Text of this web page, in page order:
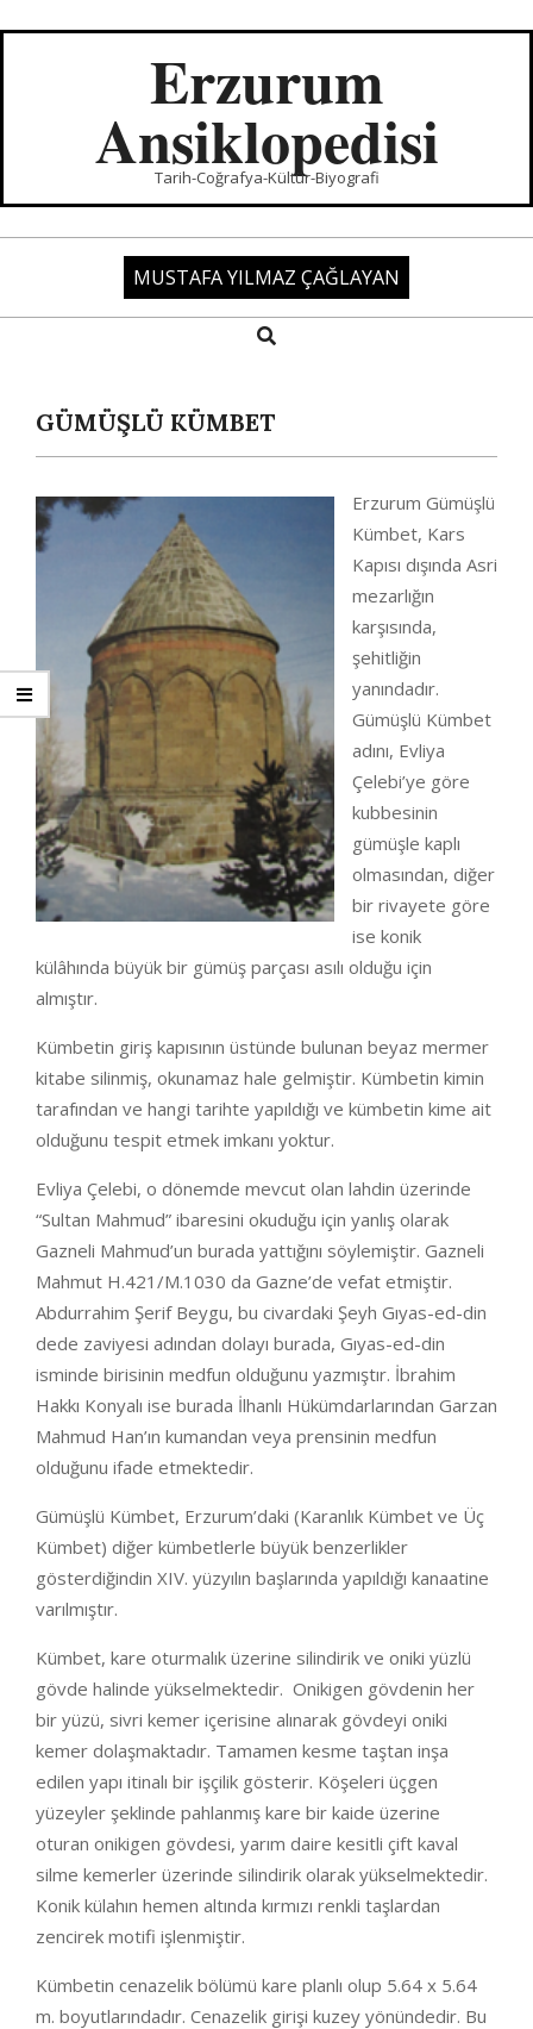
Erzurum
Ansiklopedisi
Tarih-Coğrafya-Kültür-Biyografi
MUSTAFA YILMAZ ÇAĞLAYAN
Search
GÜMÜŞLÜ KÜMBET
Erzurum Gümüşlü
Kümbet, Kars
Kapısı dışında Asri
mezarlığın
karşısında,
şehitliğin
yanındadır.
Gümüşlü Kümbet
adını, Evliya
Çelebi’ye göre
kubbesinin
gümüşle kaplı
olmasından, diğer
bir rivayete göre
ise konik
külâhında büyük bir gümüş parçası asılı olduğu için
almıştır.
Kümbetin giriş kapısının üstünde bulunan beyaz mermer
kitabe silinmiş, okunamaz hale gelmiştir. Kümbetin kimin
tarafından ve hangi tarihte yapıldığı ve kümbetin kime ait
olduğunu tespit etmek imkanı yoktur.
Evliya Çelebi, o dönemde mevcut olan lahdin üzerinde
“Sultan Mahmud” ibaresini okuduğu için yanlış olarak
Gazneli Mahmud’un burada yattığını söylemiştir. Gazneli
Mahmut H.421/M.1030 da Gazne’de vefat etmiştir.
Abdurrahim Şerif Beygu, bu civardaki Şeyh Gıyas-ed-din
dede zaviyesi adından dolayı burada, Gıyas-ed-din
isminde birisinin medfun olduğunu yazmıştır. İbrahim
Hakkı Konyalı ise burada İlhanlı Hükümdarlarından Garzan
Mahmud Han’ın kumandan veya prensinin medfun
olduğunu ifade etmektedir.
Gümüşlü Kümbet, Erzurum’daki (Karanlık Kümbet ve Üç
Kümbet) diğer kümbetlerle büyük benzerlikler
gösterdiğindin XIV. yüzyılın başlarında yapıldığı kanaatine
varılmıştır.
Kümbet, kare oturmalık üzerine silindirik ve oniki yüzlü
gövde halinde yükselmektedir. Onikigen gövdenin her
bir yüzü, sivri kemer içerisine alınarak gövdeyi oniki
kemer dolaşmaktadır. Tamamen kesme taştan inşa
edilen yapı itinalı bir işçilik gösterir. Köşeleri üçgen
yüzeyler şeklinde pahlanmış kare bir kaide üzerine
oturan onikigen gövdesi, yarım daire kesitli çift kaval
silme kemerler üzerinde silindirik olarak yükselmektedir.
Konik külahın hemen altında kırmızı renkli taşlardan
zencirek motifi işlenmiştir.
Kümbetin cenazelik bölümü kare planlı olup 5.64 x 5.64
m. boyutlarındadır. Cenazelik girişi kuzey yönündedir. Bu